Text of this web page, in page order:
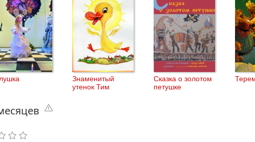
Знаменитый
утенок Тим
Сказка о золотом
петушке